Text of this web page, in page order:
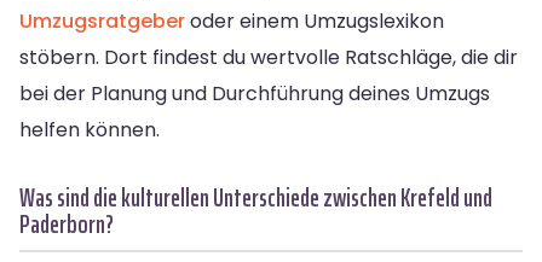
Umzugsratgeberoder einem Umzugslexikon
stöbern. Dort findest du wertvolle Ratschläge, die dir
bei der Planung und Durchführung deines Umzugs
helfen können.
Was sind die kulturellen Unterschiede zwischen Krefeld und
Paderborn?